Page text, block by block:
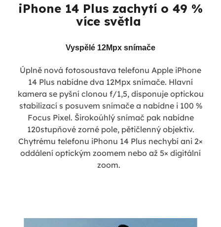
iPhone 14 Plus zachytí o 49 %
více světla
Vyspělé 12Mpx snímače
Úplně nová fotosoustava telefonu Apple iPhone
14 Plus nabídne dva 12Mpx snímače. Hlavní
kamera se pyšní clonou f/1,5, disponuje optickou
stabilizací s posuvem snímače a nabídne i 100 %
Focus Pixel. Širokoúhlý snímač pak nabídne
120stupňové zorné pole, pětičlenný objektiv.
Chytrému telefonu iPhonu 14 Plus nechybí ani 2×
oddálení optickým zoomem nebo až 5× digitální
zoom.